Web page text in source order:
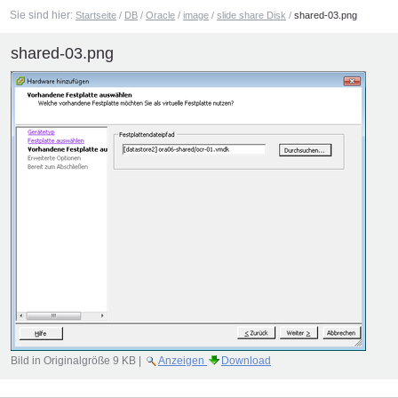
Sie sind hier: Startseite / DB /Oracle /image /slide share Disk /shared-03.png
shared-03.png
Bild in Originalgröße 9 KB Anzeigen Download